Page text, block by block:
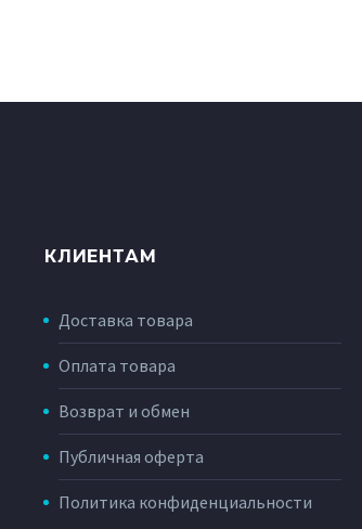
КЛИЕНТАМ
Доставка товара
Оплата товара
Возврат и обмен
Публичная оферта
Политика конфиденциальности